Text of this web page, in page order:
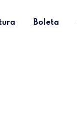
Boleta